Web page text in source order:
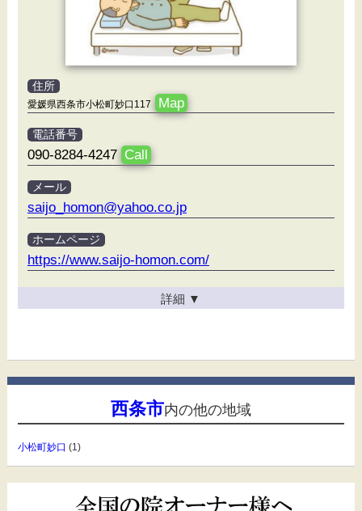
住所
愛媛県西条市小松町妙口117 Map
電話番号
090-8284-4247 Call
メール
saijo_homon@yahoo.co.jp
ホームページ
https://www.saijo-homon.com/
詳細 ▼
西条市内の他の地域
小松町妙口 (1)